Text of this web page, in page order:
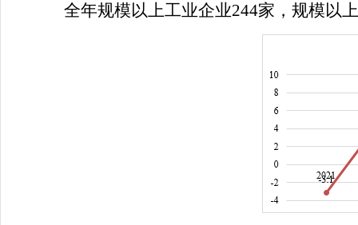
全年规模以上工业企业244家，规模以